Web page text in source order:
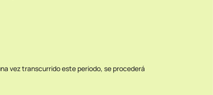
vez transcurrido este periodo, se procederá